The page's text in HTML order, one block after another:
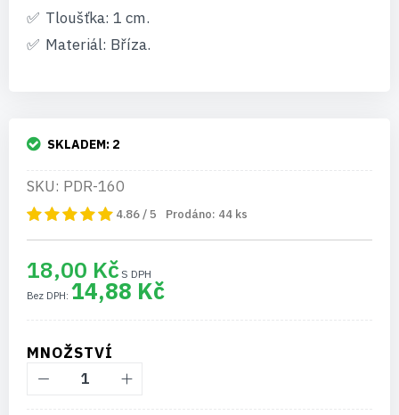
Tloušťka: 1 cm.
Materiál: Bříza.
SKLADEM: 2
SKU: PDR-160
4.86 / 5 Prodáno: 44 ks
18,00 Kč
14,88 Kč
MNOŽSTVÍ